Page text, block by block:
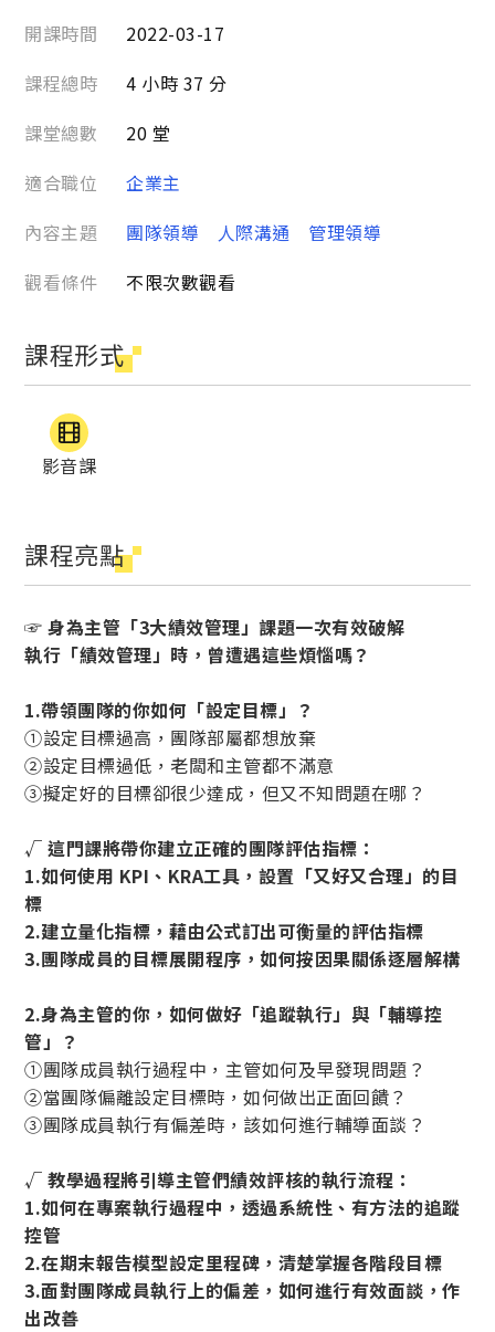
開課時間
2022-03-17
課程總時
4 小時 37 分
課堂總數
20 堂
適合職位
企業主
內容主題
團隊領導 人際溝通
管理領導
觀看條件
不限次數觀看
課程形式
影音課
課程亮點
☞ 身為主管「3大績效管理」課題一次有效破解
執行「績效管理」時，曾遭遇這些煩惱嗎？
1.帶領團隊的你如何「設定目標」？
①設定目標過高，團隊部屬都想放棄
②設定目標過低，老闆和主管都不滿意
③擬定好的目標卻很少達成，但又不知問題在哪？
√ 這門課將帶你建立正確的團隊評估指標：
1.如何使用 KPI、KRA工具，設置「又好又合理」的目
標
2.建立量化指標，藉由公式訂出可衡量的評估指標
3.團隊成員的目標展開程序，如何按因果關係逐層解構
2.身為主管的你，如何做好「追蹤執行」與「輔導控
管」？
①團隊成員執行過程中，主管如何及早發現問題？
②當團隊偏離設定目標時，如何做出正面回饋？
③團隊成員執行有偏差時，該如何進行輔導面談？
√ 教學過程將引導主管們績效評核的執行流程：
1.如何在專案執行過程中，透過系統性、有方法的追蹤
控管
2.在期末報告模型設定里程碑，清楚掌握各階段目標
3.面對團隊成員執行上的偏差，如何進行有效面談，作
出改善